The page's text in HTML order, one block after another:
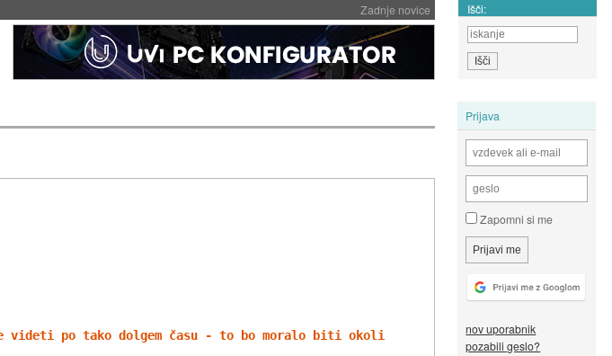
Zadnje novice Išči:
Prijava
Zapomni si me
nov uporabnik
pozabili geslo?
po tako dolgem času - to bo moralo biti okoli 20 let - Kako si kaj Spock ?"